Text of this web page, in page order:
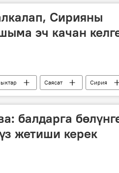
Сирияны
эч качан
Саясат Сирия
балдарга
жетиши керек